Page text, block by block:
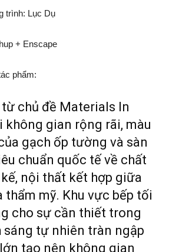
trình: Lục Dụ
+ Enscape
phẩm:
chủ đề Materials In
không gian rộng rãi, màu
gạch ốp tường và sàn
chuẩn quốc tế về chất
nội thất kết hợp giữa
thẩm mỹ. Khu vực bếp tối
cho sự cần thiết trong
sáng tự nhiên tràn ngập
tạo nên không gian